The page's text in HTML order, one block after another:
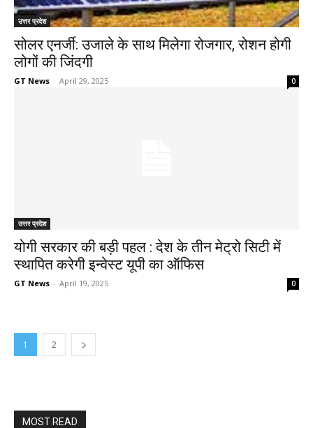
उत्तर प्रदेश
सोलर एनर्जी: उजाले के साथ मिलेगा रोजगार, रोशन होगी
लोगों की जिंदगी
GT News - April 29, 2025 0
उत्तर प्रदेश
योगी सरकार की बड़ी पहल : देश के तीन मेट्रो सिटी में
स्थापित करेगी इन्वेस्ट यूपी का ऑफिस
GT News - April 19, 2025 0
1 2
MOST READ